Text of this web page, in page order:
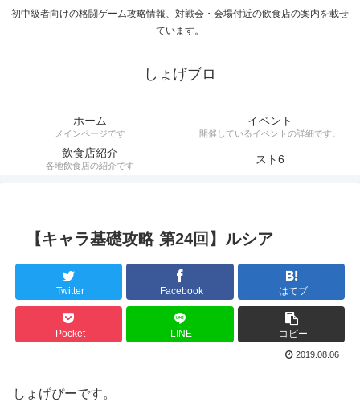
初中級者向けの格闘ゲーム攻略情報、対戦会・会場付近の飲食店の案内を載せ
ています。
しょげブロ
ホーム
メインページです
イベント
開催しているイベントの詳細です。
飲食店紹介
各地飲食店の紹介です スト6
【キャラ基礎攻略 第24回】ルシア
Twitter Facebook はてブ
Pocket LINE コピー
2019.08.06
しょげぴーです。